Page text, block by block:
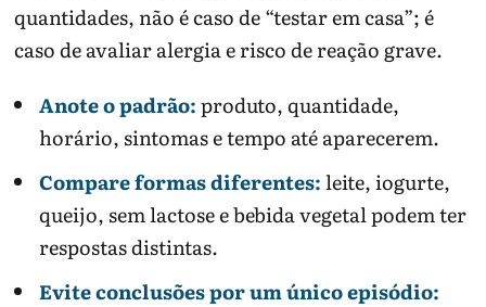
quantidades, não é caso de “testar em casa”; é
caso de avaliar alergia e risco de reação grave.
Anote o padrão:produto, quantidade,
horário, sintomas e tempo até aparecerem.
Compare formas diferentes:leite, iogurte,
queijo, sem lactose e bebida vegetal podem ter
respostas distintas.
Evite conclusões por um único episódio: